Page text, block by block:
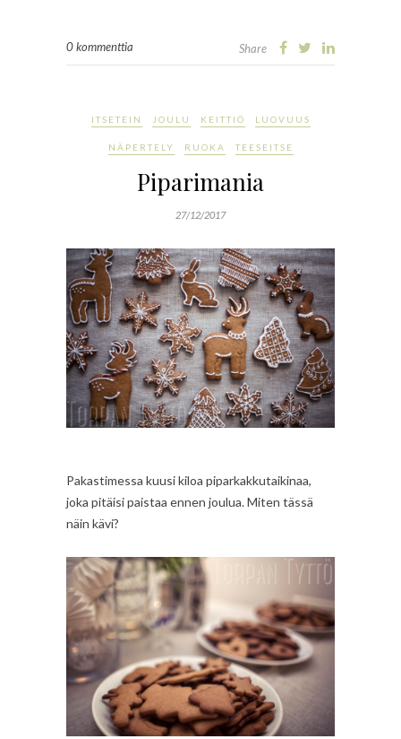
0 kommenttia Share
ITSETEIN JOULU KEITTIÖ LUOVUUS
NÄPERTELY RUOKA TEESEITSE
Piparimania
27/12/2017
Pakastimessa kuusi kiloa piparkakkutaikinaa,
joka pitäisi paistaa ennen joulua. Miten tässä
näin kävi?